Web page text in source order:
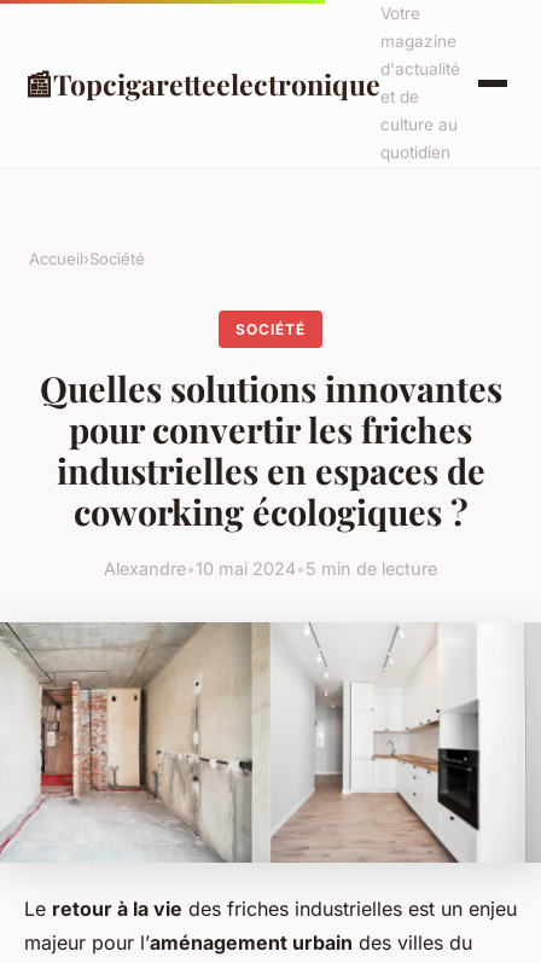
📰Topcigaretteelectronique
Votre
magazine
d'actualité
et de
culture au
quotidien
Accueil›Société
SOCIÉTÉ
Quelles solutions innovantes
pour convertir les friches
industrielles en espaces de
coworking écologiques ?
Alexandre•10 mai 2024•5 min de lecture
Le retour à la vie des friches industrielles est un enjeu
majeur pour l’aménagement urbain des villes du